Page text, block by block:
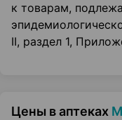
к товарам,
II, раздел 1,
Цены в аптеках